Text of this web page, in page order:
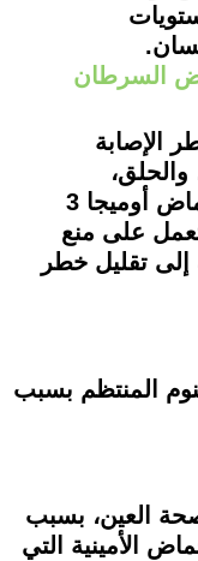
الإصابة
والبنكرياس، وما إلى ذلك، لأن أحماض أوميجا 3
تعمل على منع
إلى تقليل خطر
المنتظم بسبب
العين، بسبب
الأمينية التي